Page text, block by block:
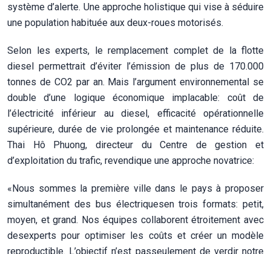
système d’alerte. Une approche holistique qui vise à séduire
une population habituée aux deux-roues motorisés.
Selon les experts, le remplacement complet de la flotte
diesel permettrait d’éviter l’émission de plus de 170.000
tonnes de CO2 par an. Mais l’argument environnemental se
double d’une logique économique implacable: coût de
l’électricité inférieur au diesel, efficacité opérationnelle
supérieure, durée de vie prolongée et maintenance réduite.
Thai Hô Phuong, directeur du Centre de gestion et
d’exploitation du trafic, revendique une approche novatrice:
«Nous sommes la première ville dans le pays à proposer
simultanément des bus électriquesen trois formats: petit,
moyen, et grand. Nos équipes collaborent étroitement avec
desexperts pour optimiser les coûts et créer un modèle
reproductible. L’objectif n’est passeulement de verdir notre